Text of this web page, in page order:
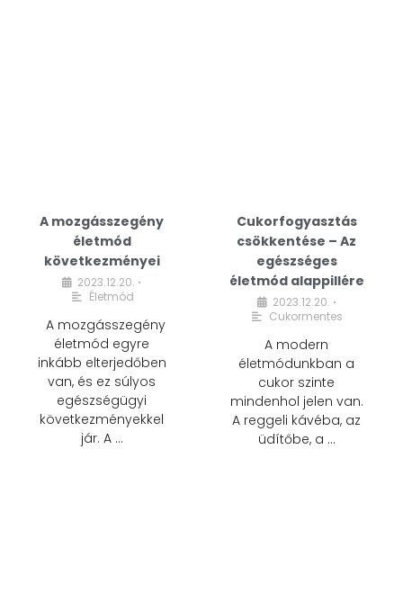
A mozgásszegény
életmód
következményei
2023.12.20. •
Életmód
A mozgásszegény
életmód egyre
inkább elterjedőben
van, és ez súlyos
egészségügyi
következményekkel
jár. A …
Cukorfogyasztás
csökkentése – Az
egészséges
életmód alappillére
2023.12.20. •
Cukormentes
A modern
életmódunkban a
cukor szinte
mindenhol jelen van.
A reggeli kávéba, az
üdítőbe, a …